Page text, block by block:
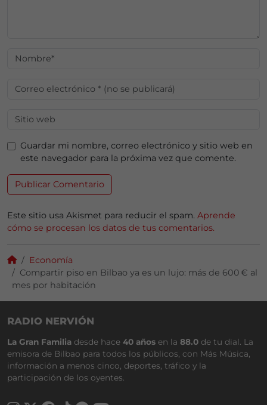
Guardar mi nombre, correo electrónico y sitio web en
este navegador para la próxima vez que comente.
Este sitio usa Akismet para reducir el spam. Aprende
cómo se procesan los datos de tus comentarios.
Economía
Compartir piso en Bilbao ya es un lujo: más de 600 € al
mes por habitación
RADIO NERVIÓN
La Gran Familia desde hace 40 años en la 88.0 de tu dial. La
emisora de Bilbao para todos los públicos, con Más Música,
información a menos cinco, deportes, tráfico y la
participación de los oyentes.